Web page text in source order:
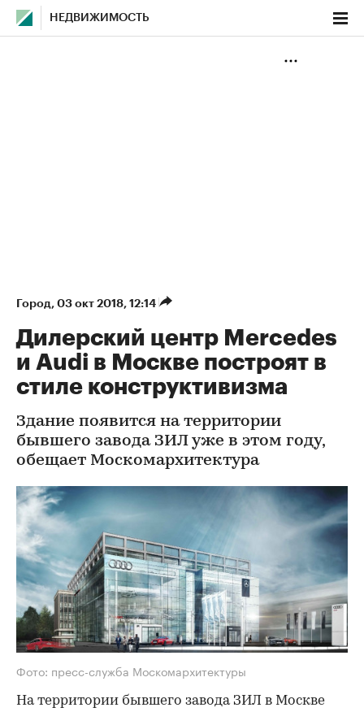
НЕДВИЖИМОСТЬ
Город⁠, 03 окт 2018, 12:14
Дилерский центр Mercedes
и Audi в Москве построят в
стиле конструктивизма
Здание появится на территории
бывшего завода ЗИЛ уже в этом году,
обещает Москомархитектура
Фото: пресс-служба Москомархитектуры
На территории бывшего завода ЗИЛ в Москве